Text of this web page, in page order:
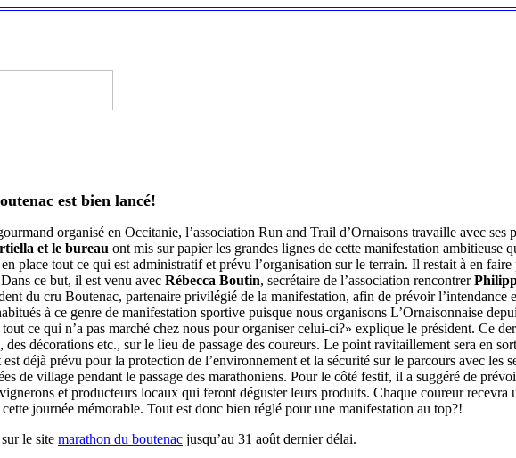
est bien lancé!
organisé en Occitanie, l’association Run and Trail d’Ornaisons travaille avec ses
et le bureau ont mis sur papier les grandes lignes de cette manifestation ambitieuse
place tout ce qui est administratif et prévu l’organisation sur le terrain. Il restait à en
ce but, il est venu avec Rébecca Boutin, secrétaire de l’association rencontrer
du cru Boutenac, partenaire privilégié de la manifestation, afin de prévoir l’intendance
à ce genre de manifestation sportive puisque nous organisons L’Ornaisonnaise
ce qui n’a pas marché chez nous pour organiser celui-ci?» explique le président. Ce
des décorations etc., sur le lieu de passage des coureurs. Le point ravitaillement sera en
déjà prévu pour la protection de l’environnement et la sécurité sur le parcours avec les
de village pendant le passage des marathoniens. Pour le côté festif, il a suggéré de
et producteurs locaux qui feront déguster leurs produits. Chaque coureur
journée mémorable. Tout est donc bien réglé pour une manifestation au top?!
le site marathon du boutenac jusqu’au 31 août dernier délai.